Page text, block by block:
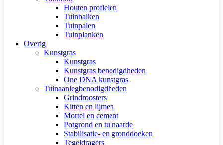
Houten profielen
Tuinbalken
Tuinpalen
Tuinplanken
Overig
Kunstgras
Kunstgras
Kunstgras benodigdheden
One DNA kunstgras
Tuinaanlegbenodigdheden
Grindroosters
Kitten en lijmen
Mortel en cement
Potgrond en tuinaarde
Stabilisatie- en gronddoeken
Tegeldragers